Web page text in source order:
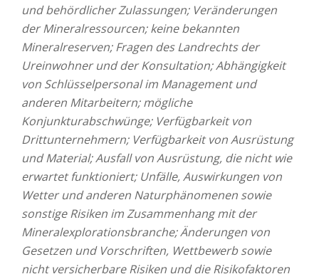
und behördlicher Zulassungen; Veränderungen
der Mineralressourcen; keine bekannten
Mineralreserven; Fragen des Landrechts der
Ureinwohner und der Konsultation; Abhängigkeit
von Schlüsselpersonal im Management und
anderen Mitarbeitern; mögliche
Konjunkturabschwünge; Verfügbarkeit von
Drittunternehmern; Verfügbarkeit von Ausrüstung
und Material; Ausfall von Ausrüstung, die nicht wie
erwartet funktioniert; Unfälle, Auswirkungen von
Wetter und anderen Naturphänomenen sowie
sonstige Risiken im Zusammenhang mit der
Mineralexplorationsbranche; Änderungen von
Gesetzen und Vorschriften, Wettbewerb sowie
nicht versicherbare Risiken und die Risikofaktoren